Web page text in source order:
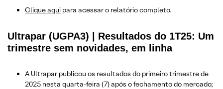
Clique aqui para acessar o relatório completo.
Ultrapar (UGPA3) | Resultados do 1T25: Um
trimestre sem novidades, em linha
A Ultrapar publicou os resultados do primeiro trimestre de
2025 nesta quarta-feira (7) após o fechamento do mercado;